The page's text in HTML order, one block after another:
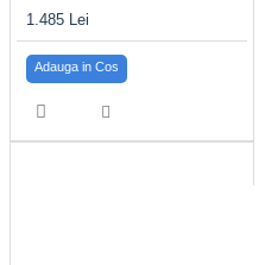
1.485 Lei
Adauga in Cos